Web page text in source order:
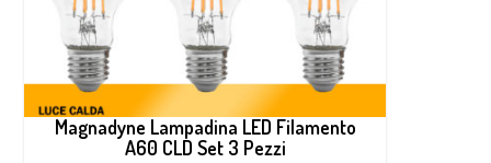
Magnadyne Lampadina LED Filamento
A60 CLD Set 3 Pezzi